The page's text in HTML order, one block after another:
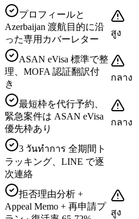
プロフィールと
Azerbaijan 渡航目的に沿
った専用カバーレター
สูง
ASAN eVisa 標準で整
理、MOFA 認証翻訳付
き
กลาง
最短枠を代行予約、
緊急案件は ASAN eVisa
優先枠あり
กลาง
3 วันทำการ 全期間ト
ラッキング、LINE で逐
次連絡
拒否理由分析 +
Appeal Memo + 再申請プ
สูง